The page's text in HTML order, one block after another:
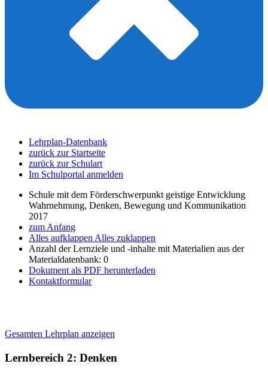
Lehrplan-Datenbank
zurück zur Startseite
zurück zur Schulart
Im Schulportal anmelden
Schule mit dem Förderschwerpunkt geistige Entwicklung
Wahrnehmung, Denken, Bewegung und Kommunikation
2017
zum Anfang
Alles aufklappen Alles zuklappen
Anzahl der Lernziele und -inhalte mit Materialien aus der
Materialdatenbank: 0
Dokument als PDF herunterladen
Kontaktformular
Gesamten Lehrplan anzeigen
Lernbereich 2: Denken